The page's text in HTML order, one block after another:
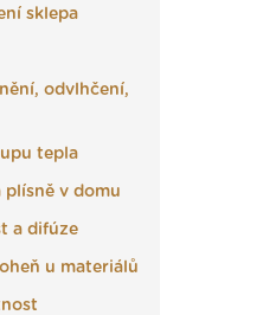
sklepa
odvlhčení,
tepla
plísně v domu
a difúze
u materiálů